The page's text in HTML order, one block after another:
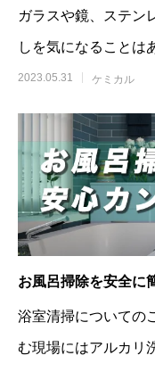
ガラスや鏡、ステン
しを気になることは
えている悩みであり
2023.05.31 ケミカル
お風呂掃除を安全に
浴室清掃についての
む現場にはアルカリ